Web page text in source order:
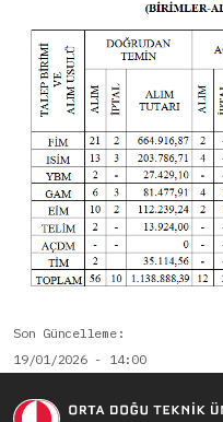
Son Güncelleme
19/01/2026 - 14:00